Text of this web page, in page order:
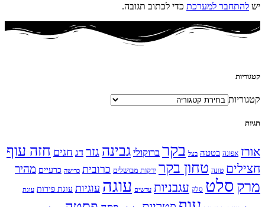
יש להתחבר למערכת כדי לכתוב תגובה.
קטגוריות
קטגוריות
תגיות
אורז אפונה בטטה בצל בקר ברוקולי גבינה גזר דג חגים חזה עוף
חצילים טונה טחון בקר ירקות מבושלים כרובית כרישה כרעיים מהיר
מרק סלט סלק עגבניות עדשים עוגה עוגיות עוגת פירות עוגת